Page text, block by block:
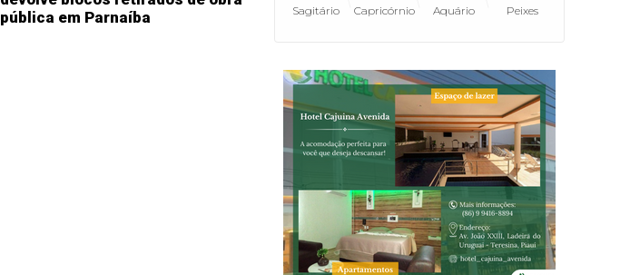
pública em Parnaíba
Sagitário Capricórnio Aquário Peixes